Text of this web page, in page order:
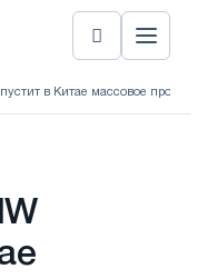
в Китае массовое